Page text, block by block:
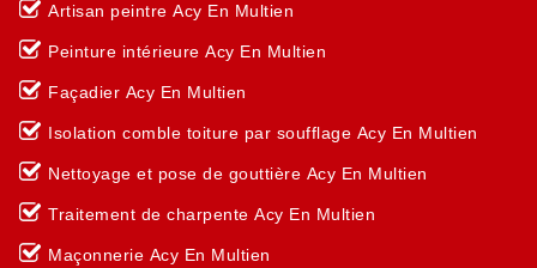
Artisan peintre Acy En Multien
Peinture intérieure Acy En Multien
Façadier Acy En Multien
Isolation comble toiture par soufflage Acy En Multien
Nettoyage et pose de gouttière Acy En Multien
Traitement de charpente Acy En Multien
Maçonnerie Acy En Multien